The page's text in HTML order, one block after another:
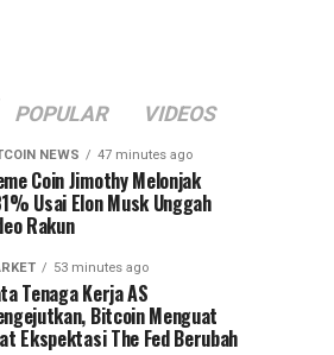
POPULAR VIDEOS
NEWS 47 minutes ago
Coin Jimothy Melonjak
Usai Elon Musk Unggah
Rakun
53 minutes ago
Tenaga Kerja AS
Bitcoin Menguat
Ekspektasi The Fed Berubah